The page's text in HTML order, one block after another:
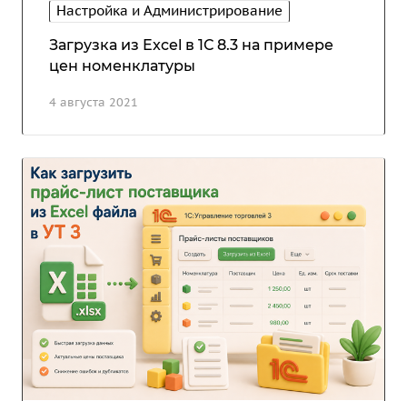
Настройка и Администрирование
4 августа 2021
Загрузка из Excel в 1С 8.3 на примере
цен номенклатуры